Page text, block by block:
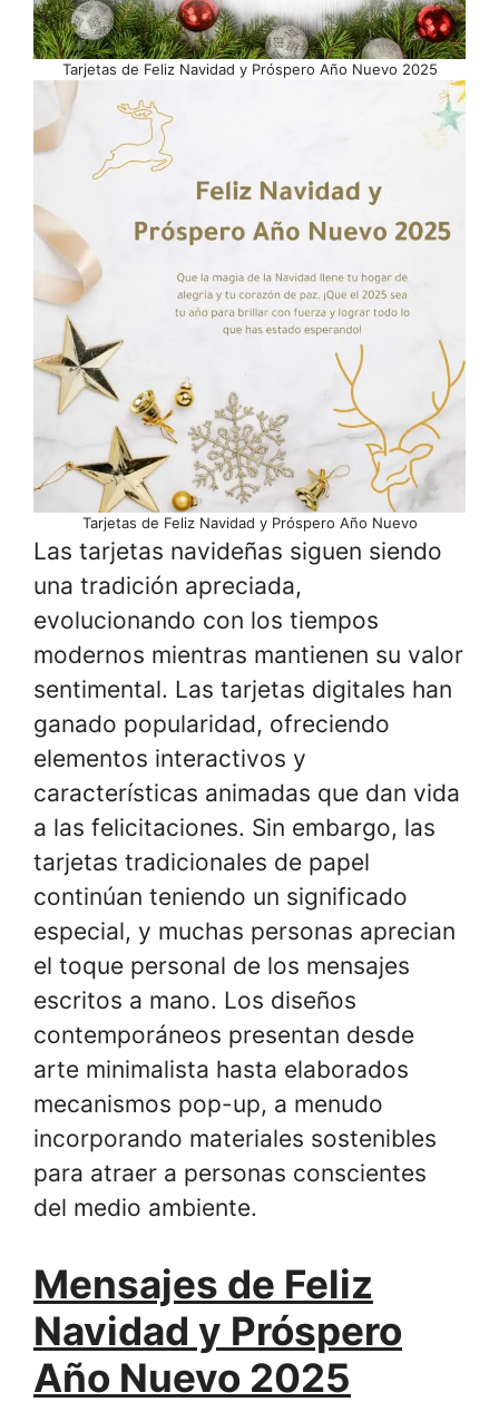
Tarjetas de Feliz Navidad y Próspero Año Nuevo 2025
Tarjetas de Feliz Navidad y Próspero Año Nuevo
Las tarjetas navideñas siguen siendo
una tradición apreciada,
evolucionando con los tiempos
modernos mientras mantienen su valor
sentimental. Las tarjetas digitales han
ganado popularidad, ofreciendo
elementos interactivos y
características animadas que dan vida
a las felicitaciones. Sin embargo, las
tarjetas tradicionales de papel
continúan teniendo un significado
especial, y muchas personas aprecian
el toque personal de los mensajes
escritos a mano. Los diseños
contemporáneos presentan desde
arte minimalista hasta elaborados
mecanismos pop-up, a menudo
incorporando materiales sostenibles
para atraer a personas conscientes
del medio ambiente.
Mensajes de Feliz
Navidad y Próspero
Año Nuevo 2025